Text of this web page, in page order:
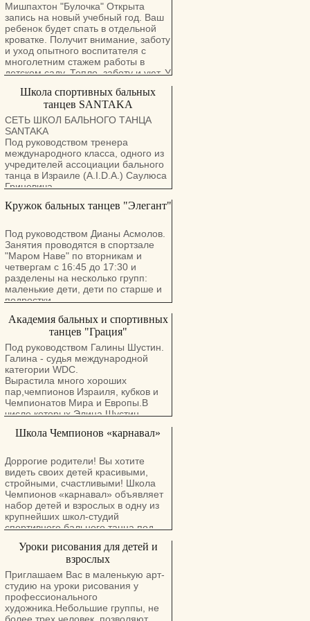
Мишпахтон "Булочка" Открыта
запись на новый учебный год. Ваш
ребенок будет спать в отдельной
кроватке. Получит внимание, заботу
и уход опытного воспитателя с
многолетним стажем работы в
детском саду. Тепло, заботу и уют, У
условия, Занятия для здоровья.
Вкусное питание, Забота,
воспитание, Книжки, музыка,
игрушки, Настоящие зверушки.
Ждём Вас и Вашего малыша, по
адресу: г. Холон, центр ул. Эрцог.
тел. 054-635-1067 Ирина.
Школа спортивных бальных
танцев SANTAKA
СЕТЬ ШКОЛ БАЛЬНОГО ТАНЦА
SANTAKA
Под руководством тренера
международного класса, одного из
учредителей ассоциации бального
танца в Израиле (A.I.D.A.) Саулюса
Гриневича.
Постановка свадебного танца.
Постановка танца.
На бар-мицвы и бат-мицвы.
Выступление профессиональных.
Пар на торжествах.
Педагоги студии уделяют внимание
не только осваиванию техники
чувствовать музыку и характер
Воспитанники клуба участвуют в
чемпионатах бального танца как в
Израиле, так и за рубежом.
Кружок бальных танцев "Элегант"
Под руководством Дианы Асмолов.
Занятия проводятся в спортзале
"Маром Наве" по вторникам и
четвергам с 16:45 до 17:30 и
разделены на несколько групп:
маленькие дети, дети по старше и
подростки.
Академия бальных и спортивных
танцев "Грация"
Под руководством Галины Шустин.
Галина - судья международной
категории WDC.
Вырастила много хороших
пар,чемпионов Израиля, кубков и
Чемпионатов Мира и Европы.В
числе которых Элина Шустин,
телевизионном шоу "Танцы со
Преподавательский стаж работы 29
лет.
Организатор Чемпионата Европа
IDSA 2012 (Израиль, Ашдод)
Организатор Чемпионата Мира
2013 (Израиль, Ашдод)
Повзрослевшие ученики приводят
на занятия своих детей.
Из спортивно-танцевальной секции
"Грация" выходят гармонично
развитые, целеустремленные,
трудолюбивые, полезные для
общества личности.
Школа Чемпионов «карнавал»
Доррогие родители! Вы хотите
видеть своих детей красивыми,
стройными, счастливыми! Школа
Чемпионов «карнавал» объявляет
набор детей и взрослых в одну из
крупнейших школ-студий
спортивного бального танца под
Чемпионов Израиля среди
профессионалов, судей
Международной категории,
организаторов Чемпионатов Мира и
Израиля Т А Т Ь Я Н Ы И А Н А Т О
Л И Я ТРИЛИССКИХ Воспитанники
школы – победители Чемпионатов
Уроки рисования для детей и
взрослых
Приглашаем Вас в маленькую арт-
студию на уроки рисования у
профессионального
художника.Небольшие группы, не